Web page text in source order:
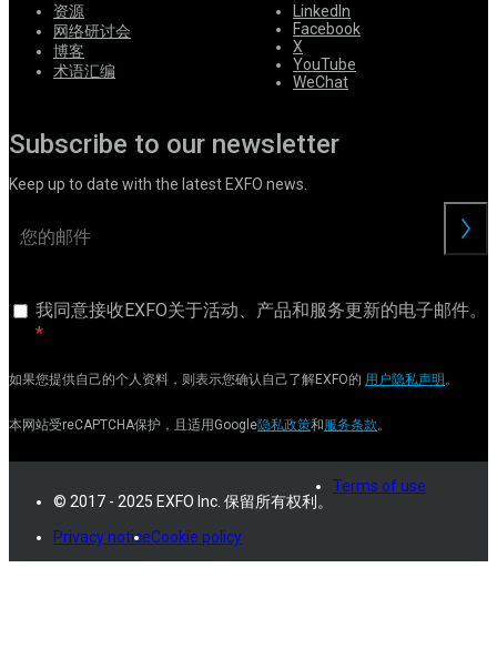
资源
网络研讨会
博客
术语汇编
LinkedIn
Facebook
X
YouTube
WeChat
Subscribe to our newsletter
Keep up to date with the latest EXFO news.
我同意接收EXFO关于活动、产品和服务更新的电子邮件。
如果您提供自己的个人资料，则表示您确认自己了解EXFO的 用户隐私声明 。
交
本网站受reCAPTCHA保护，且适用Google隐私政策和服务条款 。
© 2017 - 2025 EXFO Inc. 保留所有权利。
Terms of use
Privacy noticeCookie policy